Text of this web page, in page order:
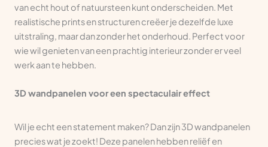
van echt hout of natuursteen kunt onderscheiden. Met
realistische prints en structuren creëer je dezelfde luxe
uitstraling, maar dan zonder het onderhoud. Perfect voor
wie wil genieten van een prachtig interieur zonder er veel
werk aan te hebben.
3D wandpanelen voor een spectaculair effect
Wil je echt een statement maken? Dan zijn 3D wandpanelen
precies wat je zoekt! Deze panelen hebben reliëf en